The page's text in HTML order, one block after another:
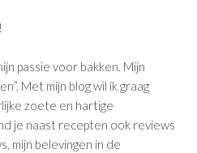
passie voor bakken. Mijn
Met mijn blog wil ik graag
zoete en hartige
je naast recepten ook reviews
mijn belevingen in de